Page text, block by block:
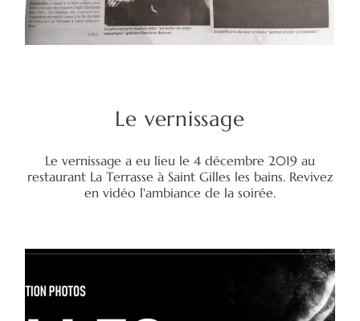
Le vernissage
Le vernissage a eu lieu le 4 décembre 2019 au
restaurant La Terrasse à Saint Gilles les bains. Revivez
en vidéo l'ambiance de la soirée.